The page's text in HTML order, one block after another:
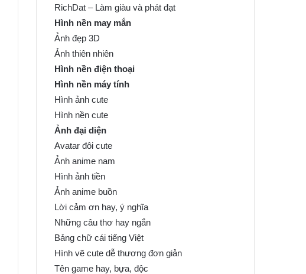
RichDat – Làm giàu và phát đạt
Hình nền may mắn
Ảnh đẹp 3D
Ảnh thiên nhiên
Hình nền điện thoại
Hình nền máy tính
Hình ảnh cute
Hình nền cute
Ảnh đại diện
Avatar đôi cute
Ảnh anime nam
Hình ảnh tiền
Ảnh anime buồn
Lời cảm ơn hay, ý nghĩa
Những câu thơ hay ngắn
Bảng chữ cái tiếng Việt
Hình vẽ cute dễ thương đơn giản
Tên game hay, bựa, độc